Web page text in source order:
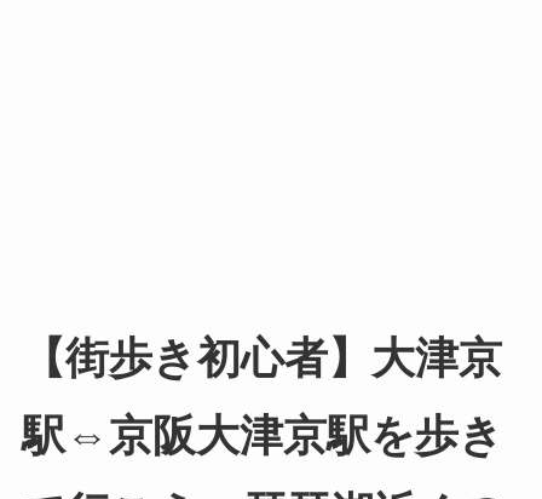
【街歩き初心者】大津京
駅⇔京阪大津京駅を歩き